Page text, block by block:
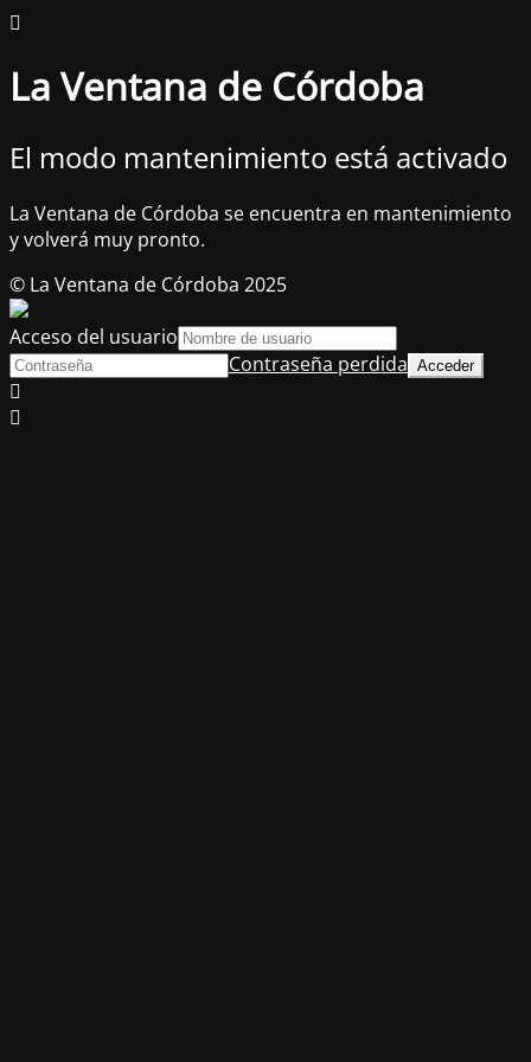
La Ventana de Córdoba
El modo mantenimiento está activado
La Ventana de Córdoba se encuentra en mantenimiento
y volverá muy pronto.
© La Ventana de Córdoba 2025
Acceso del usuario
Contraseña perdida